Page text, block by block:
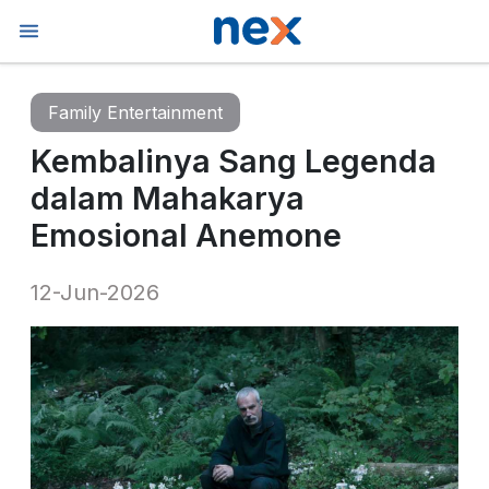
Family Entertainment
Kembalinya Sang Legenda
dalam Mahakarya
Emosional Anemone
12-Jun-2026